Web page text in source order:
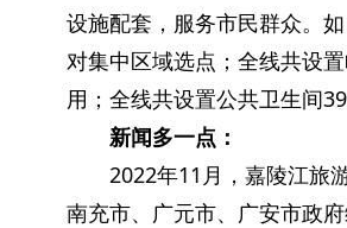
设施配套，服务市民群众。
对集中区域选点；全线共设
用；全线共设置公共卫生间
新闻多一点：
2022年11月，嘉陵江旅
南充市、广元市、广安市政